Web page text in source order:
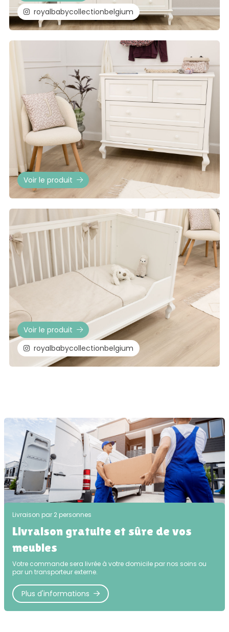
royalbabycollectionbelgium
Voir le produit
Voir le produit
royalbabycollectionbelgium
Livraison par 2 personnes
Livraison gratuite et sûre de vos
meubles
Votre commande sera livrée à votre domicile par nos soins ou
par un transporteur externe.
Plus d'informations